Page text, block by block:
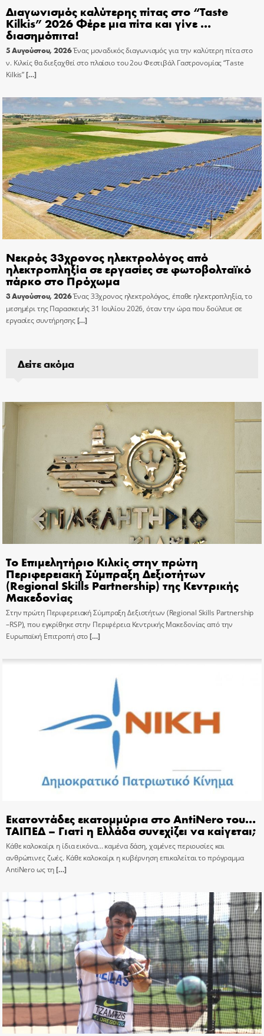
Διαγωνισμός καλύτερης πίτας στο “Taste
Kilkis” 2026 Φέρε μια πίτα και γίνε …
διασημόπιτα!
5 Αυγούστου, 2026Ένας μοναδικός διαγωνισμός για την καλύτερη πίτα στο
ν. Κιλκίς θα διεξαχθεί στο πλαίσιο του 2ου Φεστιβάλ Γαστρονομίας “Taste
Kilkis”[…]
Νεκρός 33χρονος ηλεκτρολόγος από
ηλεκτροπληξία σε εργασίες σε φωτοβολταϊκό
πάρκο στο Πρόχωμα
3 Αυγούστου, 2026Ένας 33χρονος ηλεκτρολόγος, έπαθε ηλεκτροπληξία, το
μεσημέρι της Παρασκευής 31 Ιουλίου 2026, όταν την ώρα που δούλευε σε
εργασίες συντήρησης[…]
Δείτε ακόμα
Το Επιμελητήριο Κιλκίς στην πρώτη
Περιφερειακή Σύμπραξη Δεξιοτήτων
(Regional Skills Partnership) της Κεντρικής
Μακεδονίας
Στην πρώτη Περιφερειακή Σύμπραξη Δεξιοτήτων (Regional Skills Partnership
–RSP), που εγκρίθηκε στην Περιφέρεια Κεντρικής Μακεδονίας από την
Ευρωπαϊκή Επιτροπή στο[…]
Εκατοντάδες εκατομμύρια στο AntiNero του…
ΤΑΙΠΕΔ – Γιατί η Ελλάδα συνεχίζει να καίγεται;
Κάθε καλοκαίρι η ίδια εικόνα… καμένα δάση, χαμένες περιουσίες και
ανθρώπινες ζωές. Κάθε καλοκαίρι η κυβέρνηση επικαλείται το πρόγραμμα
AntiNero ως τη[…]